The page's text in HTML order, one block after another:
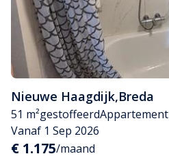
Nieuwe Haagdijk,Breda
51 m²gestoffeerdAppartement
Vanaf 1 Sep 2026
€ 1.175/maand